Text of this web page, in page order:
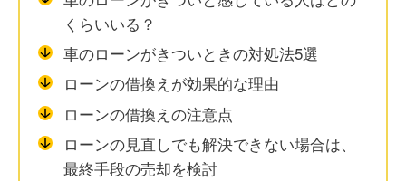
くらいいる？
車のローンがきついときの対処法5選
ローンの借換えが効果的な理由
ローンの借換えの注意点
ローンの見直しでも解決できない場合は、
最終手段の売却を検討